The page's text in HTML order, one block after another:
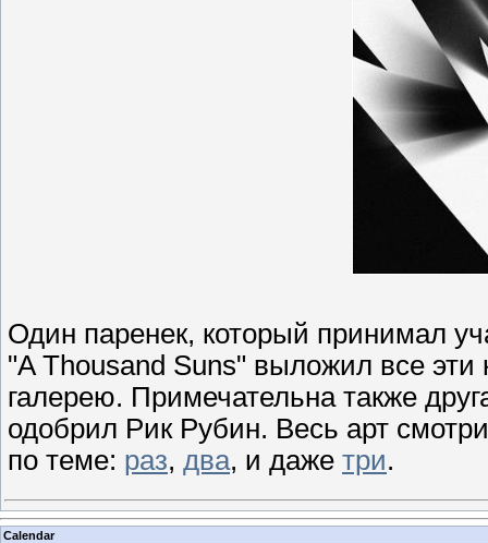
Один паренек, который принимал
"A Thousand Suns" выложил все
галерею. Примечательна также
одобрил Рик Рубин. Весь арт
по теме: раз, два, и даже три.
Calendar